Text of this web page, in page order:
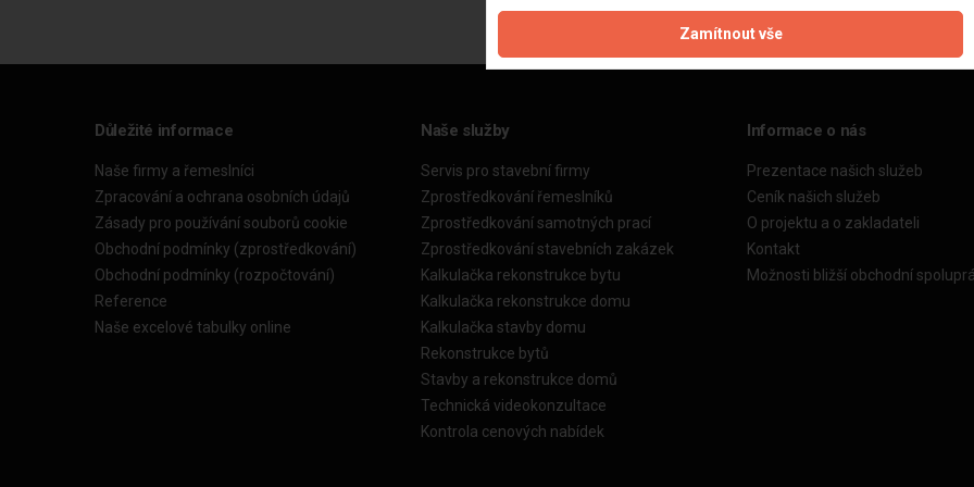
Důležité informace
Naše firmy a řemeslníci
Zpracování a ochrana osobních údajů
Zásady pro používání souborů cookie
Obchodní podmínky (zprostředkování)
Obchodní podmínky (rozpočtování)
Reference
Naše excelové tabulky online
Naše služby
Servis pro stavební firmy
Zprostředkování řemeslníků
Zprostředkování samotných prací
Zprostředkování stavebních zakázek
Kalkulačka rekonstrukce bytu
Kalkulačka rekonstrukce domu
Kalkulačka stavby domu
Rekonstrukce bytů
Stavby a rekonstrukce domů
Technická videokonzultace
Kontrola cenových nabídek
Informace o nás
Prezentace našich služeb
Ceník našich služeb
O projektu a o zakladateli
Kontakt
Možnosti bližší obchodní
Zamítnout vše